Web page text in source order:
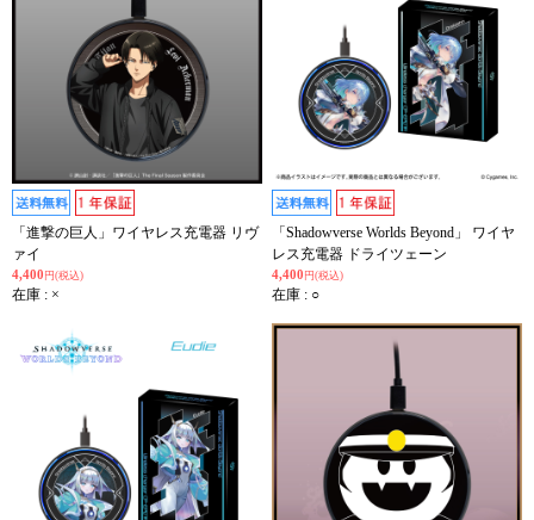
「進撃の巨人」ワイヤレス充電器 リヴ
ァイ
4,400 円(税込)
在庫 : ×
「Shadowverse Worlds Beyond」 ワイヤ
レス充電器 ドライツェーン
4,400 円(税込)
在庫 : ○